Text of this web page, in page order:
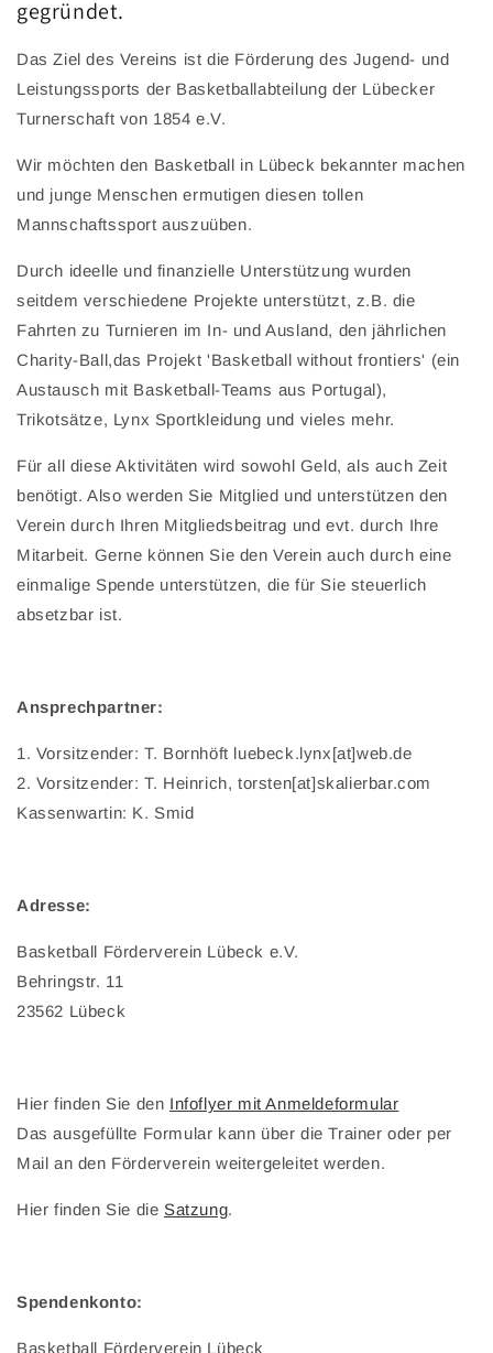
gegründet.
Das Ziel des Vereins ist die Förderung des Jugend- und
Leistungssports der Basketballabteilung der Lübecker
Turnerschaft von 1854 e.V.
Wir möchten den Basketball in Lübeck bekannter machen
und junge Menschen ermutigen diesen tollen
Mannschaftssport auszuüben.
Durch ideelle und finanzielle Unterstützung wurden
seitdem verschiedene Projekte unterstützt, z.B. die
Fahrten zu Turnieren im In- und Ausland, den jährlichen
Charity-Ball,das Projekt 'Basketball without frontiers' (ein
Austausch mit Basketball-Teams aus Portugal),
Trikotsätze, Lynx Sportkleidung und vieles mehr.
Für all diese Aktivitäten wird sowohl Geld, als auch Zeit
benötigt. Also werden Sie Mitglied und unterstützen den
Verein durch Ihren Mitgliedsbeitrag und evt. durch Ihre
Mitarbeit. Gerne können Sie den Verein auch durch eine
einmalige Spende unterstützen, die für Sie steuerlich
absetzbar ist.
Ansprechpartner:
1. Vorsitzender: T. Bornhöft luebeck.lynx[at]web.de
2. Vorsitzender: T. Heinrich, torsten[at]skalierbar.com
Kassenwartin: K. Smid
Adresse:
Basketball Förderverein Lübeck e.V.
Behringstr. 11
23562 Lübeck
Hier finden Sie den Infoflyer mit Anmeldeformular
Das ausgefüllte Formular kann über die Trainer oder per
Mail an den Förderverein weitergeleitet werden.
Hier finden Sie die Satzung.
Spendenkonto:
Basketball Förderverein Lübeck